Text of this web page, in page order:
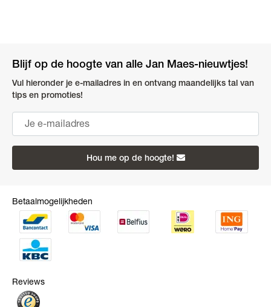
Blijf op de hoogte van alle Jan Maes-nieuwtjes!
Vul hieronder je e-mailadres in en ontvang maandelijks tal van
tips en promoties!
Hou me op de hoogte!
Betaalmogelijkheden
Reviews